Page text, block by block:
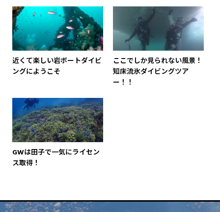
近くて楽しい岩ボートダイビ
ングにようこそ
ここでしか見られない風景！
知床流氷ダイビングツア
ー！！
GWは田子で一気にライセン
ス取得！